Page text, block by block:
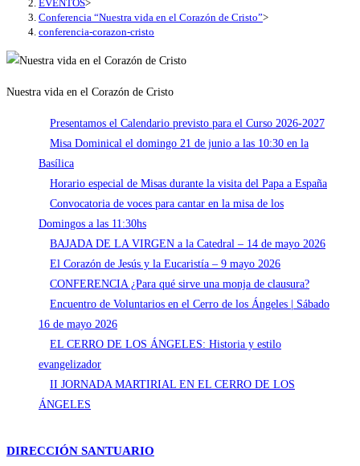
EVENTOS>
Conferencia “Nuestra vida en el Corazón de Cristo”>
conferencia-corazon-cristo
Nuestra vida en el Corazón de Cristo
Presentamos el Calendario previsto para el Curso 2026-2027
Misa Dominical el domingo 21 de junio a las 10:30 en la
Basílica
Horario especial de Misas durante la visita del Papa a España
Convocatoria de voces para cantar en la misa de los
Domingos a las 11:30hs
BAJADA DE LA VIRGEN a la Catedral – 14 de mayo 2026
El Corazón de Jesús y la Eucaristía – 9 mayo 2026
CONFERENCIA ¿Para qué sirve una monja de clausura?
Encuentro de Voluntarios en el Cerro de los Ángeles | Sábado
16 de mayo 2026
EL CERRO DE LOS ÁNGELES: Historia y estilo
evangelizador
II JORNADA MARTIRIAL EN EL CERRO DE LOS
ÁNGELES
DIRECCIÓN SANTUARIO